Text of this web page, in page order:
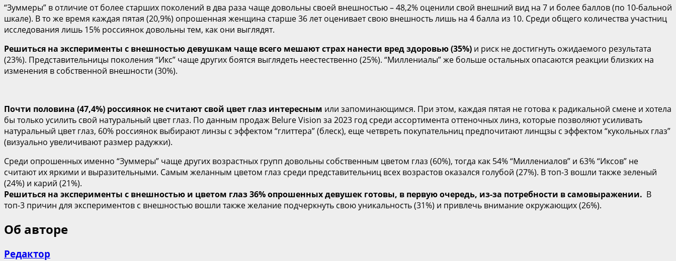
“Зуммеры” в отличие от более старших поколений в два раза чаще довольны своей внешностью – 48,2% оценили свой внешний вид на 7 и более баллов (по 10-бальной
шкале). В то же время каждая пятая (20,9%) опрошенная женщина старше 36 лет оценивает свою внешность лишь на 4 балла из 10. Среди общего количества участниц
исследования лишь 15% россиянок довольны тем, как они выглядят.
Решиться на эксперименты с внешностью девушкам чаще всего мешают страх нанести вред здоровью (35%) и риск не достигнуть ожидаемого результата
(23%). Представительницы поколения “Икс” чаще других боятся выглядеть неестественно (25%). “Миллениалы” же больше остальных опасаются реакции близких на
изменения в собственной внешности (30%).
Почти половина (47,4%) россиянок не считают свой цвет глаз интересным или запоминающимся. При этом, каждая пятая не готова к радикальной смене и хотела
бы только усилить свой натуральный цвет глаз. По данным продаж Belure Vision за 2023 год среди ассортимента оттеночных линз, которые позволяют усиливать
натуральный цвет глаз, 60% россиянок выбирают линзы с эффектом “глиттера” (блеск), еще четвреть покупательниц предпочитают линщзы с эффектом “кукольных глаз”
(визуально увеличивают размер радужки).
Среди опрошенных именно “Зуммеры” чаще других возрастных групп довольны собственным цветом глаз (60%), тогда как 54% “Миллениалов” и 63% “Иксов” не
считают их яркими и выразительными. Самым желанным цветом глаз среди представительниц всех возрастов оказался голубой (27%). В топ-3 вошли также зеленый
(24%) и карий (21%).
Решиться на эксперименты с внешностью и цветом глаз 36% опрошенных девушек готовы, в первую очередь, из-за потребности в самовыражении. В
топ-3 причин для экспериментов с внешностью вошли также желание подчеркнуть свою уникальность (31%) и привлечь внимание окружающих (26%).
Об авторе
Редактор